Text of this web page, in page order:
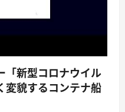
「新型コロナウイル
変貌するコンテナ船